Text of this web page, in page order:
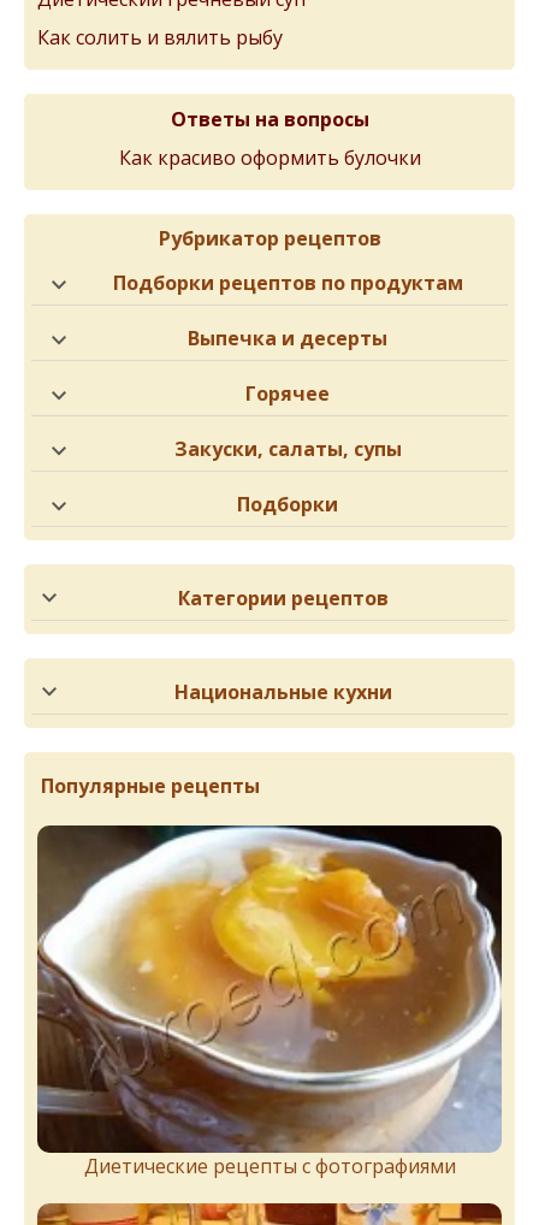
Как солить и вялить рыбу
Ответы на вопросы
Как красиво оформить булочки
Рубрикатор рецептов
Подборки рецептов по продуктам
Выпечка и десерты
Горячее
Закуски, салаты, супы
Подборки
Категории рецептов
Национальные кухни
Популярные рецепты
Диетические рецепты с фотографиями